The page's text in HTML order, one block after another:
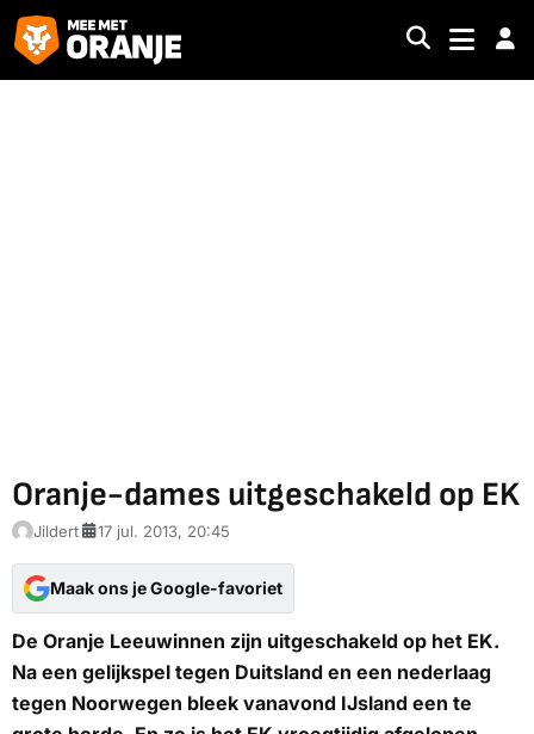
Oranje-dames uitgeschakeld op EK
Jildert 17 jul. 2013, 20:45
Maak ons je Google-favoriet
De Oranje Leeuwinnen zijn uitgeschakeld op het EK.
Na een gelijkspel tegen Duitsland en een nederlaag
tegen Noorwegen bleek vanavond IJsland een te